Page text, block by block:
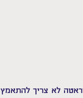
לא צריך